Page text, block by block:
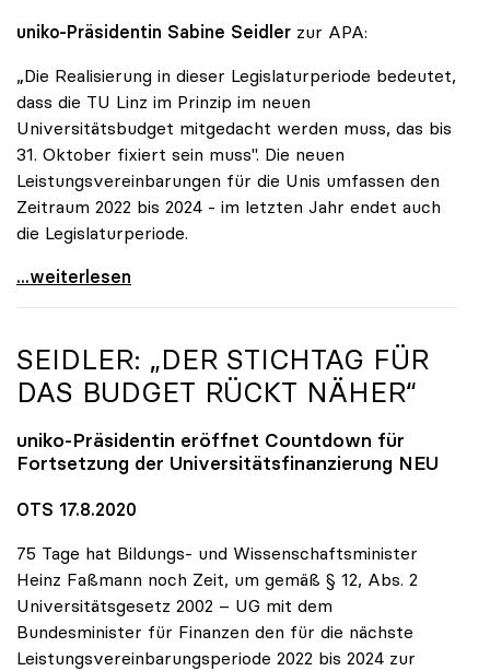
uniko-Präsidentin Sabine Seidler zur APA:
„Die Realisierung in dieser Legislaturperiode bedeutet,
dass die TU Linz im Prinzip im neuen
Universitätsbudget mitgedacht werden muss, das bis
31. Oktober fixiert sein muss". Die neuen
Leistungsvereinbarungen für die Unis umfassen den
Zeitraum 2022 bis 2024 - im letzten Jahr endet auch
die Legislaturperiode.
Seidler zu geplanter TU Linz: Muss im neuen
...weiterlesen
SEIDLER: „DER STICHTAG FÜR
DAS BUDGET RÜCKT NÄHER“
uniko-Präsidentin eröffnet Countdown für
Fortsetzung der Universitätsfinanzierung NEU
OTS 17.8.2020
75 Tage hat Bildungs- und Wissenschaftsminister
Heinz Faßmann noch Zeit, um gemäß § 12, Abs. 2
Universitätsgesetz 2002 – UG mit dem
Bundesminister für Finanzen den für die nächste
Leistungsvereinbarungsperiode 2022 bis 2024 zur